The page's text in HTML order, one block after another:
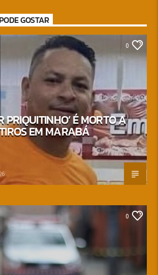
GOSTAR
0
PRIQUITINHO’ É MORTO A
EM MARABÁ
0